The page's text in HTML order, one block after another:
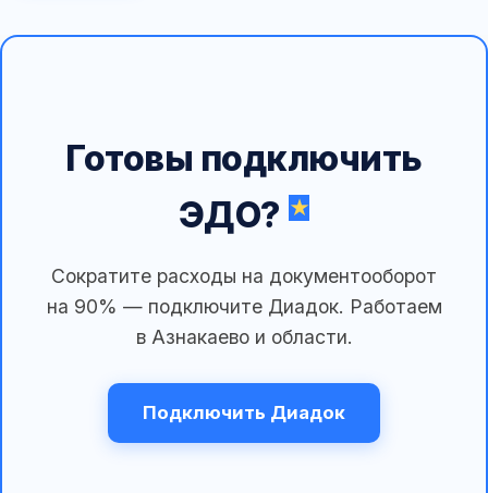
Готовы подключить
ЭДО?
Сократите расходы на документооборот
на 90% — подключите Диадок. Работаем
в Азнакаево и области.
Подключить Диадок